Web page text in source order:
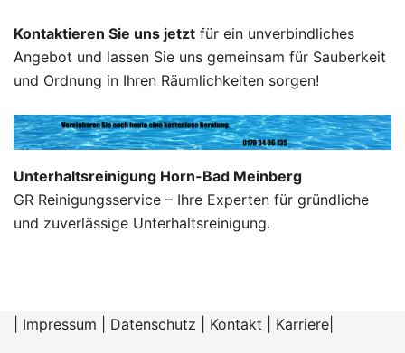
Kontaktieren Sie uns jetzt für ein unverbindliches
Angebot und lassen Sie uns gemeinsam für Sauberkeit
und Ordnung in Ihren Räumlichkeiten sorgen!
Unterhaltsreinigung Horn-Bad Meinberg
GR Reinigungsservice – Ihre Experten für gründliche
und zuverlässige Unterhaltsreinigung.
Impressum Datenschutz Kontakt Karriere